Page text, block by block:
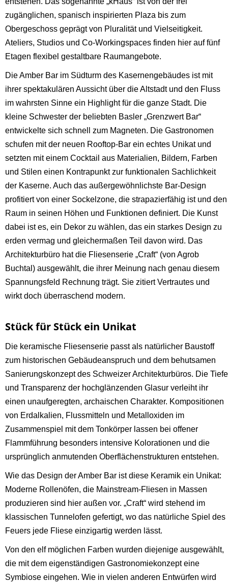
zugänglichen, spanisch inspirierten Plaza bis zum
Obergeschoss geprägt von Pluralität und Vielseitigkeit.
Ateliers, Studios und Co-Workingspaces finden hier auf fünf
Etagen flexibel gestaltbare Raumangebote.
Die Amber Bar im Südturm des Kasernengebäudes ist mit
ihrer spektakulären Aussicht über die Altstadt und den Fluss
im wahrsten Sinne ein Highlight für die ganze Stadt. Die
kleine Schwester der beliebten Basler „Grenzwert Bar“
entwickelte sich schnell zum Magneten. Die Gastronomen
schufen mit der neuen Rooftop-Bar ein echtes Unikat und
setzten mit einem Cocktail aus Materialien, Bildern, Farben
und Stilen einen Kontrapunkt zur funktionalen Sachlichkeit
der Kaserne. Auch das außergewöhnlichste Bar-Design
profitiert von einer Sockelzone, die strapazierfähig ist und den
Raum in seinen Höhen und Funktionen definiert. Die Kunst
dabei ist es, ein Dekor zu wählen, das ein starkes Design zu
erden vermag und gleichermaßen Teil davon wird. Das
Architekturbüro hat die Fliesenserie „Craft“ (von Agrob
Buchtal) ausgewählt, die ihrer Meinung nach genau diesem
Spannungsfeld Rechnung trägt. Sie zitiert Vertrautes und
wirkt doch überraschend modern.
Stück für Stück ein Unikat
Die keramische Fliesenserie passt als natürlicher Baustoff
zum historischen Gebäudeanspruch und dem behutsamen
Sanierungskonzept des Schweizer Architekturbüros. Die Tiefe
und Transparenz der hochglänzenden Glasur verleiht ihr
einen unaufgeregten, archaischen Charakter. Kompositionen
von Erdalkalien, Flussmitteln und Metalloxiden im
Zusammenspiel mit dem Tonkörper lassen bei offener
Flammführung besonders intensive Kolorationen und die
ursprünglich anmutenden Oberflächenstrukturen entstehen.
Wie das Design der Amber Bar ist diese Keramik ein Unikat:
Moderne Rollenöfen, die Mainstream-Fliesen in Massen
produzieren sind hier außen vor. „Craft“ wird stehend im
klassischen Tunnelofen gefertigt, wo das natürliche Spiel des
Feuers jede Fliese einzigartig werden lässt.
Von den elf möglichen Farben wurden diejenige ausgewählt,
die mit dem eigenständigen Gastronomiekonzept eine
Symbiose eingehen. Wie in vielen anderen Entwürfen wird